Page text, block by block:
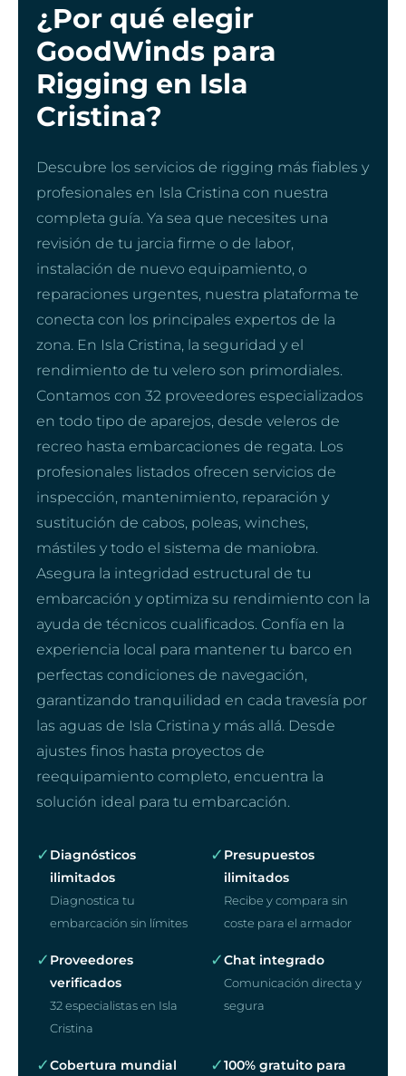
¿Por qué elegir
GoodWinds para
Rigging en Isla
Cristina?
Descubre los servicios de rigging más fiables y
profesionales en Isla Cristina con nuestra
completa guía. Ya sea que necesites una
revisión de tu jarcia firme o de labor,
instalación de nuevo equipamiento, o
reparaciones urgentes, nuestra plataforma te
conecta con los principales expertos de la
zona. En Isla Cristina, la seguridad y el
rendimiento de tu velero son primordiales.
Contamos con 32 proveedores especializados
en todo tipo de aparejos, desde veleros de
recreo hasta embarcaciones de regata. Los
profesionales listados ofrecen servicios de
inspección, mantenimiento, reparación y
sustitución de cabos, poleas, winches,
mástiles y todo el sistema de maniobra.
Asegura la integridad estructural de tu
embarcación y optimiza su rendimiento con la
ayuda de técnicos cualificados. Confía en la
experiencia local para mantener tu barco en
perfectas condiciones de navegación,
garantizando tranquilidad en cada travesía por
las aguas de Isla Cristina y más allá. Desde
ajustes finos hasta proyectos de
reequipamiento completo, encuentra la
solución ideal para tu embarcación.
✓ Diagnósticos
ilimitados
Diagnostica tu
embarcación sin límites
✓ Presupuestos
ilimitados
Recibe y compara sin
coste para el armador
✓ Proveedores
verificados
32 especialistas en Isla
Cristina
✓Chat integrado
Comunicación directa y
segura
✓Cobertura mundial ✓100% gratuito para